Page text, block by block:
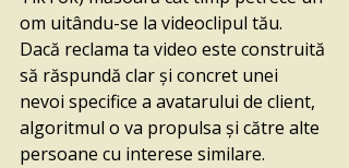
om uitându-se la videoclipul tău.
Dacă reclama ta video este construită
să răspundă clar și concret unei
nevoi specifice a avatarului de client,
algoritmul o va propulsa și către alte
persoane cu interese similare.